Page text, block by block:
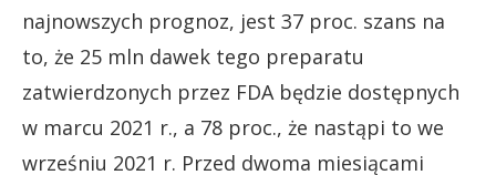
najnowszych prognoz, jest 37 proc. szans na
to, że 25 mln dawek tego preparatu
zatwierdzonych przez FDA będzie dostępnych
w marcu 2021 r., a 78 proc., że nastąpi to we
wrześniu 2021 r. Przed dwoma miesiącami